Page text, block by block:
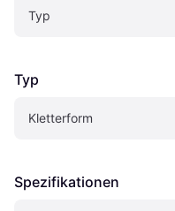
Typ
Typ
Kletterform
Spezifikationen